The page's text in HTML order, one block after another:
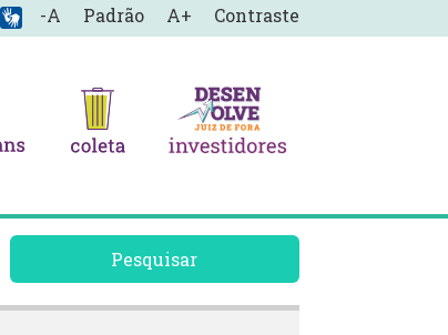
-A Padrão A+ Contraste
Pesquisar